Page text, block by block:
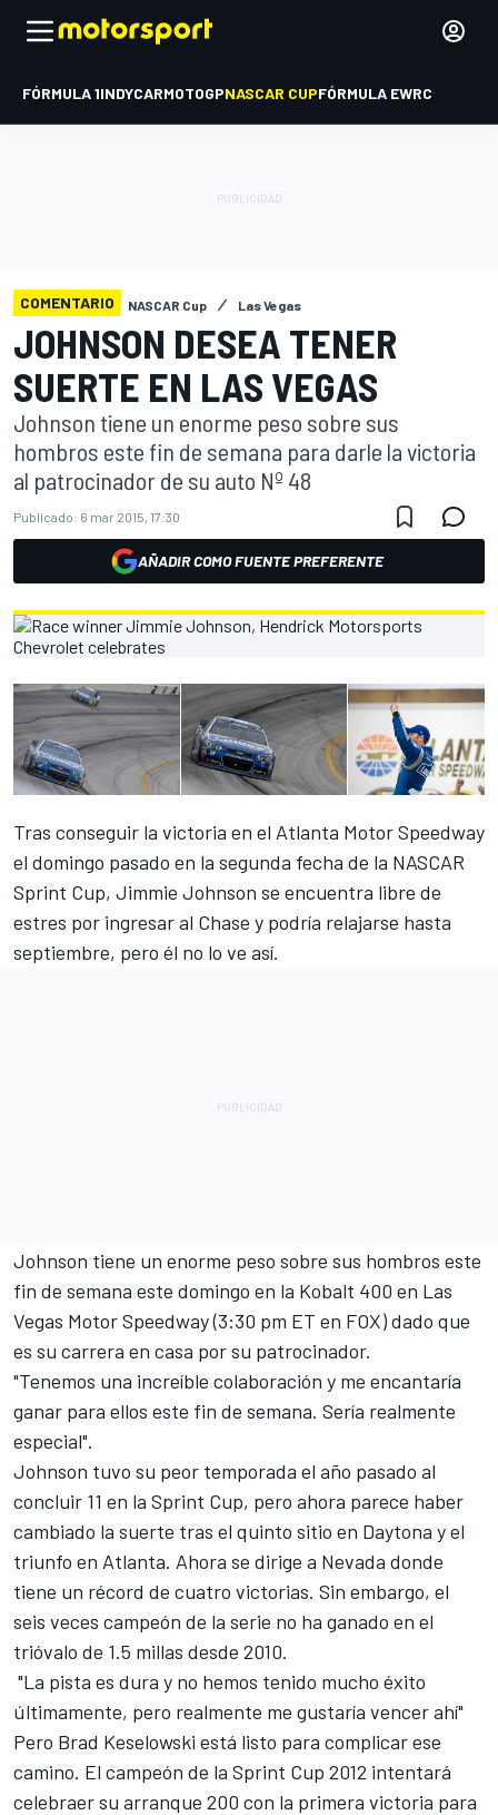
FÓRMULA 1INDYCARMOTOGPNASCAR CUPFÓRMULA EWRC
COMENTARIO NASCAR Cup Las Vegas
JOHNSON DESEA TENER
SUERTE EN LAS VEGAS
Johnson tiene un enorme peso sobre sus
hombros este fin de semana para darle la victoria
al patrocinador de su auto Nº 48
Publicado: 6 mar 2015, 17:30
AÑADIR COMO FUENTE PREFERENTE
Tras conseguir la victoria en el Atlanta Motor Speedway
el domingo pasado en la segunda fecha de la NASCAR
Sprint Cup, Jimmie Johnson se encuentra libre de
estres por ingresar al Chase y podría relajarse hasta
septiembre, pero él no lo ve así.
Johnson tiene un enorme peso sobre sus hombros este
fin de semana este domingo en la Kobalt 400 en Las
Vegas Motor Speedway (3:30 pm ET en FOX) dado que
es su carrera en casa por su patrocinador.
"Tenemos una increíble colaboración y me encantaría
ganar para ellos este fin de semana. Sería realmente
especial".
Johnson tuvo su peor temporada el año pasado al
concluir 11 en la Sprint Cup, pero ahora parece haber
cambiado la suerte tras el quinto sitio en Daytona y el
triunfo en Atlanta. Ahora se dirige a Nevada donde
tiene un récord de cuatro victorias. Sin embargo, el
seis veces campeón de la serie no ha ganado en el
trióvalo de 1.5 millas desde 2010.
"La pista es dura y no hemos tenido mucho éxito
últimamente, pero realmente me gustaría vencer ahí"
Pero Brad Keselowski está listo para complicar ese
camino. El campeón de la Sprint Cup 2012 intentará
celebraer su arranque 200 con la primera victoria para